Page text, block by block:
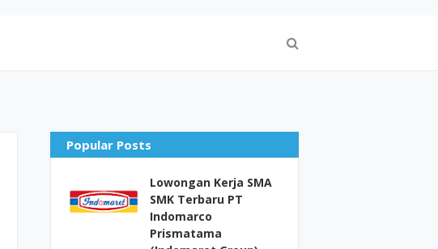
Popular Posts
Lowongan Kerja SMA
SMK Terbaru PT
Indomarco
Prismatama